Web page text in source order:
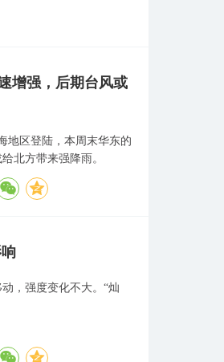
增强，后期台风或
地区登陆，本周末华东的
北方带来强降雨。
，强度变化不大。“灿